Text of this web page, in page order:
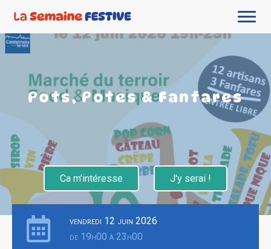
Pots, Potes & Fanfares
Ca m'intéresse J'y serai !
vendredi 12 juin 2026
de 19h00 à 23h00